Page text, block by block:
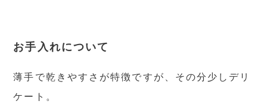
お手入れについて
薄手で乾きやすさが特徴ですが、その分少しデリ
ケート。